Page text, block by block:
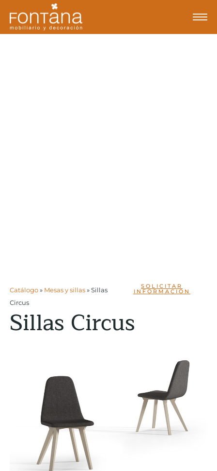
Catálogo» Mesas y sillas»Sillas
Circus
SOLICITAR
INFORMACIÓN
Sillas Circus